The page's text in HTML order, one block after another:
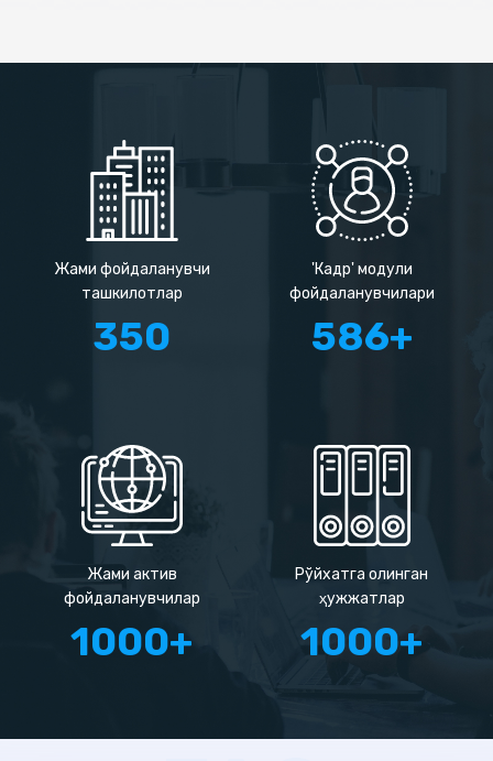
Жами фойдаланувчи
ташкилотлар
350
'Кадр' модули
фойдаланувчилари
586+
Жами актив
фойдаланувчилар
1000+
Рўйхатга олинган
ҳужжатлар
1000+